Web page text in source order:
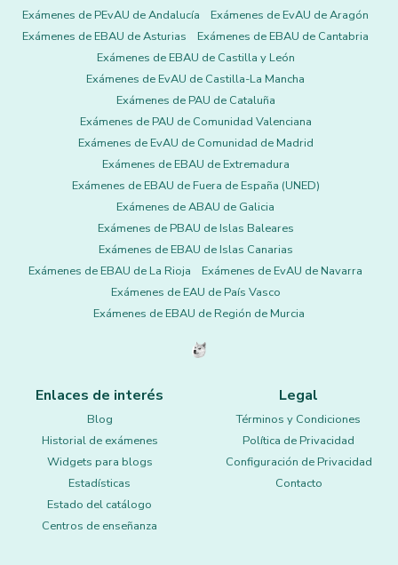
Exámenes de PEvAU de Andalucía
Exámenes de EvAU de Aragón
Exámenes de EBAU de Asturias
Exámenes de EBAU de Cantabria
Exámenes de EBAU de Castilla y León
Exámenes de EvAU de Castilla-La Mancha
Exámenes de PAU de Cataluña
Exámenes de PAU de Comunidad Valenciana
Exámenes de EvAU de Comunidad de Madrid
Exámenes de EBAU de Extremadura
Exámenes de EBAU de Fuera de España (UNED)
Exámenes de ABAU de Galicia
Exámenes de PBAU de Islas Baleares
Exámenes de EBAU de Islas Canarias
Exámenes de EBAU de La Rioja
Exámenes de EvAU de Navarra
Exámenes de EAU de País Vasco
Exámenes de EBAU de Región de Murcia
Enlaces de interés
Blog
Historial de exámenes
Widgets para blogs
Estadísticas
Estado del catálogo
Centros de enseñanza
Legal
Términos y Condiciones
Política de Privacidad
Configuración de Privacidad
Contacto